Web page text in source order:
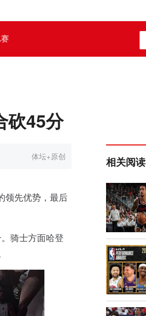
砍45分
体坛+原创
领先优势，最后
骑士方面哈登
相关阅读
新闻
新闻